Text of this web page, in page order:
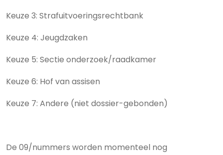
Keuze 3: Strafuitvoeringsrechtbank
Keuze 4: Jeugdzaken
Keuze 5: Sectie onderzoek/raadkamer
Keuze 6: Hof van assisen
Keuze 7: Andere (niet dossier-gebonden)
De 09/nummers worden momenteel nog